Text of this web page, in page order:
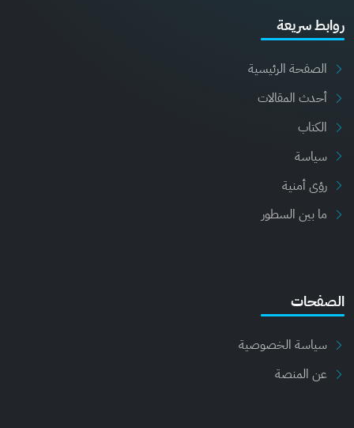
روابط سريعة
الصفحة الرئيسية
أحدث المقالات
الكتاب
سياسة
رؤى أمنية
ما بين السطور
الصفحات
سياسة الخصوصية
عن المنصة